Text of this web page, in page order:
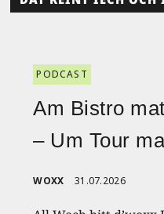
PODCAST
Am Bistro
– Um Tour
WOXX 31.07.2026